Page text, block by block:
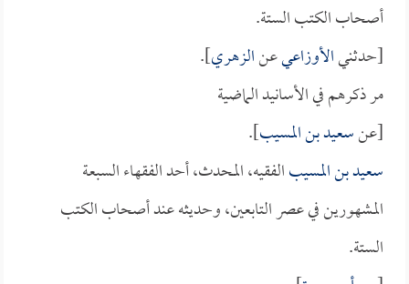
أصحاب الكتب الستة.
[حدثنيالأوزاعيعنالزهري].
مر ذكرهم في الأسانيد الماضية
[عنسعيد بن المسيب].
سعيد بن المسيبالفقيه، المحدث، أحد الفقهاء السبعة
المشهورين في عصر التابعين، وحديثه عند أصحاب الكتب
الستة.